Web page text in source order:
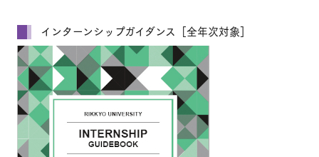
インターンシップガイダンス［全年次対象］